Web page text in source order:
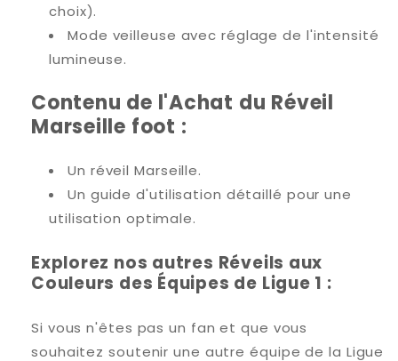
choix).
Mode veilleuse avec réglage de l'intensité
lumineuse.
Contenu de l'Achat du Réveil
Marseille foot :
Un réveil Marseille.
Un guide d'utilisation détaillé pour une
utilisation optimale.
Explorez nos autres Réveils aux
Couleurs des Équipes de Ligue 1 :
Si vous n'êtes pas un fan et que vous
souhaitez soutenir une autre équipe de la Ligue